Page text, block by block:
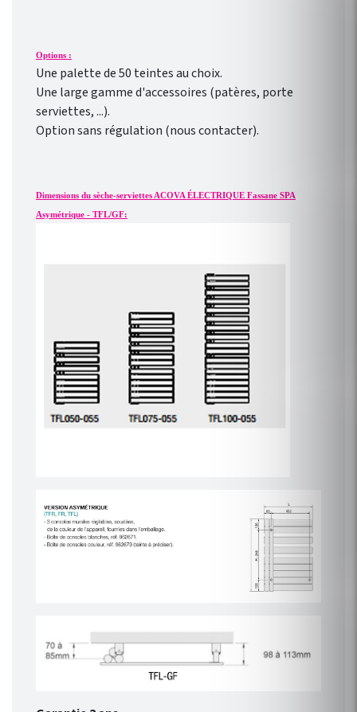
Options :
Une palette de 50 teintes au choix.
Une large gamme d'accessoires (patères, porte
serviettes, ...).
Option sans régulation (nous contacter).
Dimensions du sèche-serviettes ACOVA ÉLECTRIQUE Fassane SPA
Asymétrique - TFL/GF: